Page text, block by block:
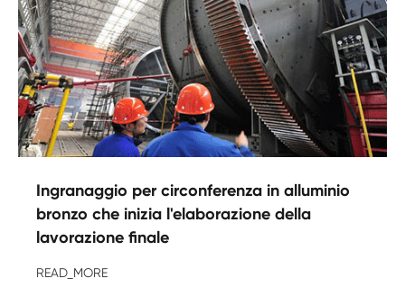
Ingranaggio per circonferenza in alluminio
bronzo che inizia l'elaborazione della
lavorazione finale
READ_MORE